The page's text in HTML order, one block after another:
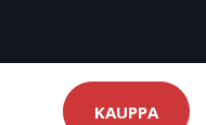
KAUPPA